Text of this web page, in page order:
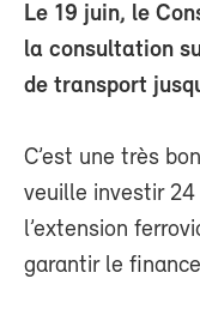
Le 19 juin, le
la consultation
de transport
C’est une très
veuille investir
l’extension
garantir le